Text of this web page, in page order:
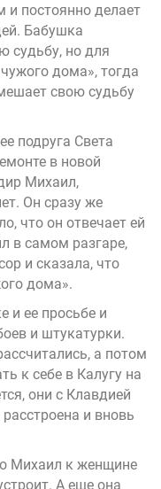
и постоянно делает
Бабушка
судьбу, но для
дома», тогда
свою судьбу
подруга Света
в новой
Михаил,
Он сразу же
что он отвечает ей
в самом разгаре,
и сказала, что
дома».
и ее просьбе и
и штукатурки.
а потом
к себе в Калугу на
они с Клавдией
и вновь
Михаил к женщине
А еще она